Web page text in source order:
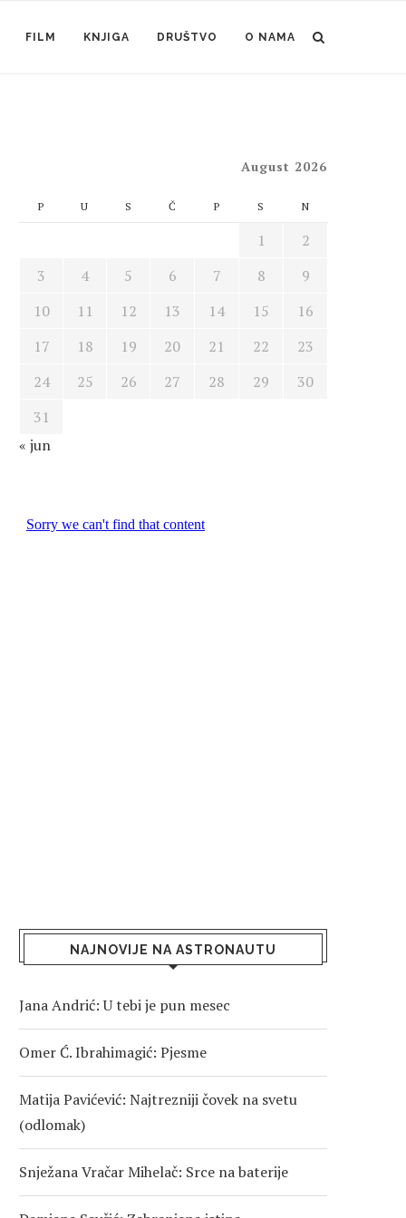
FILM KNJIGA DRUŠTVO O NAMA
August 2026
P U S Č P S N
1
2
3
4 5 6 7 8
9
10
11 12 13 14 15
16
17
18 19 20 21 22
23
24
25 26 27 28 29
30
31
« jun
NAJNOVIJE NA ASTRONAUTU
Jana Andrić: U tebi je pun mesec
Omer Ć. Ibrahimagić: Pjesme
Matija Pavićević: Najtrezniji čovek na svetu
(odlomak)
Snježana Vračar Mihelač: Srce na baterije